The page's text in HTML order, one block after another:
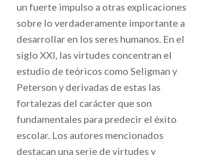
un fuerte impulso a otras explicaciones
sobre lo verdaderamente importante a
desarrollar en los seres humanos. En el
siglo XXI, las virtudes concentran el
estudio de teóricos como Seligman y
Peterson y derivadas de estas las
fortalezas del carácter que son
fundamentales para predecir el éxito
escolar. Los autores mencionados
destacan una serie de virtudes y